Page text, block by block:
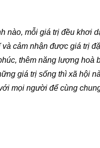
nào, mỗi giá trị đều khơi
cảm nhận được giá trị
thêm năng lượng hoà
giá trị sống thì xã hội
mọi người để cùng